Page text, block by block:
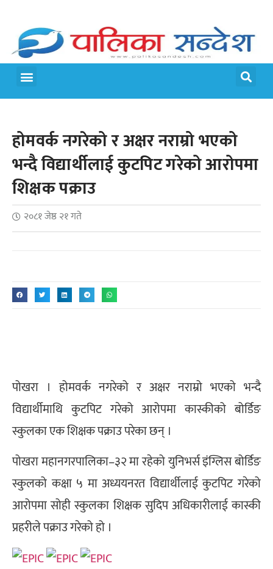
होमवर्क नगरेको र अक्षर नराम्रो भएको
भन्दै विद्यार्थीलाई कुटपिट गरेको आरोपमा
शिक्षक पक्राउ
२०८१ जेष्ठ २१ गते
पोखरा । होमवर्क नगरेको र अक्षर नराम्रो भएको भन्दै
विद्यार्थीमाथि कुटपिट गरेको आरोपमा कास्कीको बोर्डिङ
स्कुलका एक शिक्षक पक्राउ परेका छन् ।
पोखरा महानगरपालिका–३२ मा रहेको युनिभर्स इंग्लिस बोर्डिङ
स्कुलको कक्षा ५ मा अध्ययनरत विद्यार्थीलाई कुटपिट गरेको
आरोपमा सोही स्कुलका शिक्षक सुदिप अधिकारीलाई कास्की
प्रहरीले पक्राउ गरेको हो ।